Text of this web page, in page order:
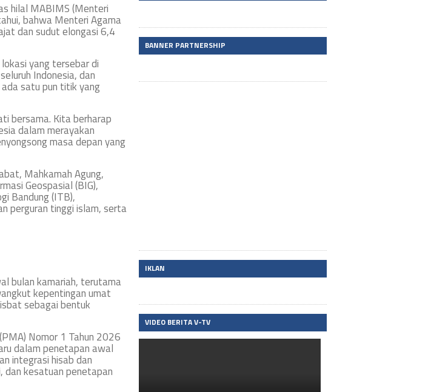
hilal MABIMS (Menteri
bahwa Menteri Agama
dan sudut elongasi 6,4
yang tersebar di
Indonesia, dan
satu pun titik yang
bersama. Kita berharap
dalam merayakan
masa depan yang
Mahkamah Agung,
Geospasial (BIG),
Bandung (ITB),
perguran tinggi islam, serta
bulan kamariah, terutama
kepentingan umat
sebagai bentuk
Nomor 1 Tahun 2026
dalam penetapan awal
integrasi hisab dan
dan kesatuan penetapan
BANNER PARTNERSHIP
IKLAN
VIDEO BERITA V-TV